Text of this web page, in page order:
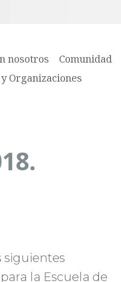
nosotros Comunidad
Organizaciones
siguientes
la Escuela de